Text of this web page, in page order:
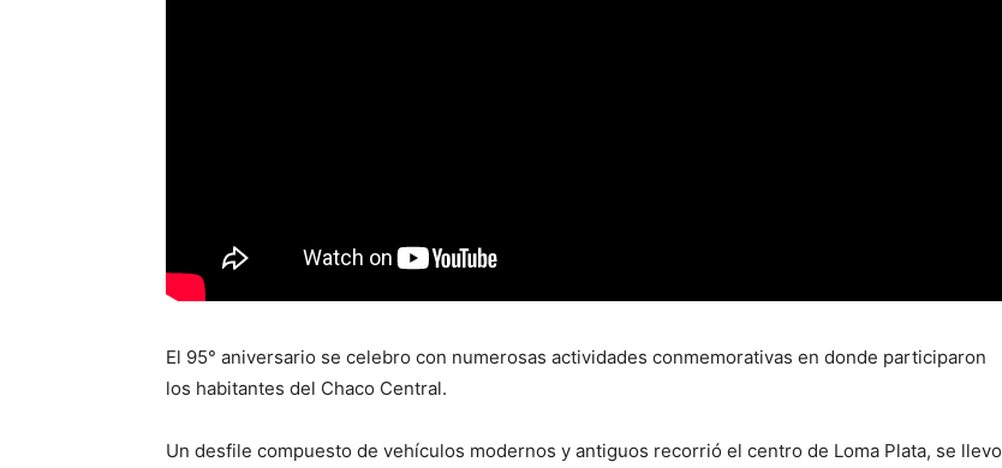
El 95° aniversario se celebro con numerosas actividades conmemorativas en donde participaron
los habitantes del Chaco Central.
Un desfile compuesto de vehículos modernos y antiguos recorrió el centro de Loma Plata, se llevo